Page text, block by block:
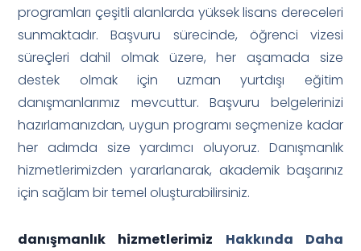
programları çeşitli alanlarda yüksek lisans dereceleri
sunmaktadır. Başvuru sürecinde, öğrenci vizesi
süreçleri dahil olmak üzere, her aşamada size
destek olmak için uzman yurtdışı eğitim
danışmanlarımız mevcuttur. Başvuru belgelerinizi
hazırlamanızdan, uygun programı seçmenize kadar
her adımda size yardımcı oluyoruz. Danışmanlık
hizmetlerimizden yararlanarak, akademik başarınız
için sağlam bir temel oluşturabilirsiniz.
danışmanlık hizmetlerimiz Hakkında Daha